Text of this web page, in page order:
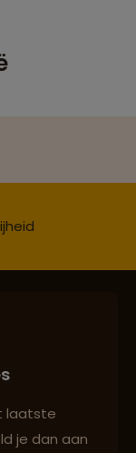
laatste
je dan aan